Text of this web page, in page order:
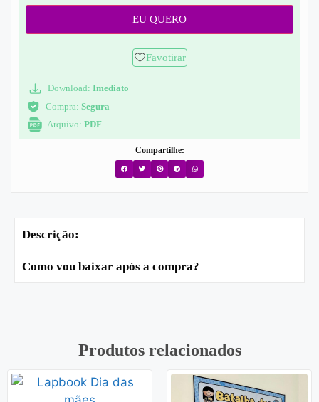
EU QUERO
Favotirar
Download: Imediato
Compra: Segura
Arquivo: PDF
Compartilhe:
Descrição:
Como vou baixar após a compra?
Produtos relacionados